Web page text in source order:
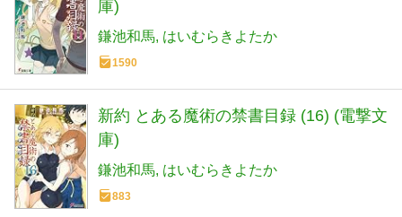
庫)
鎌池和馬 はいむらきよたか
1590
新約 とある魔術の禁書目録 (16) (電撃文
庫)
鎌池和馬 はいむらきよたか
883